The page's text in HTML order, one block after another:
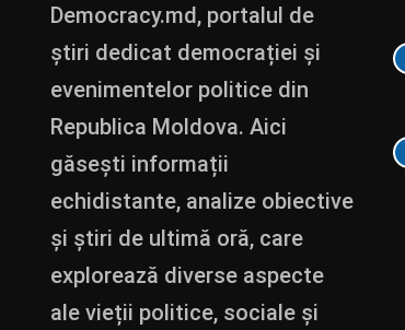
Democracy.md, portalul de
știri dedicat democrației și
evenimentelor politice din
Republica Moldova. Aici
găsești informații
echidistante, analize obiective
și știri de ultimă oră, care
explorează diverse aspecte
ale vieții politice, sociale și